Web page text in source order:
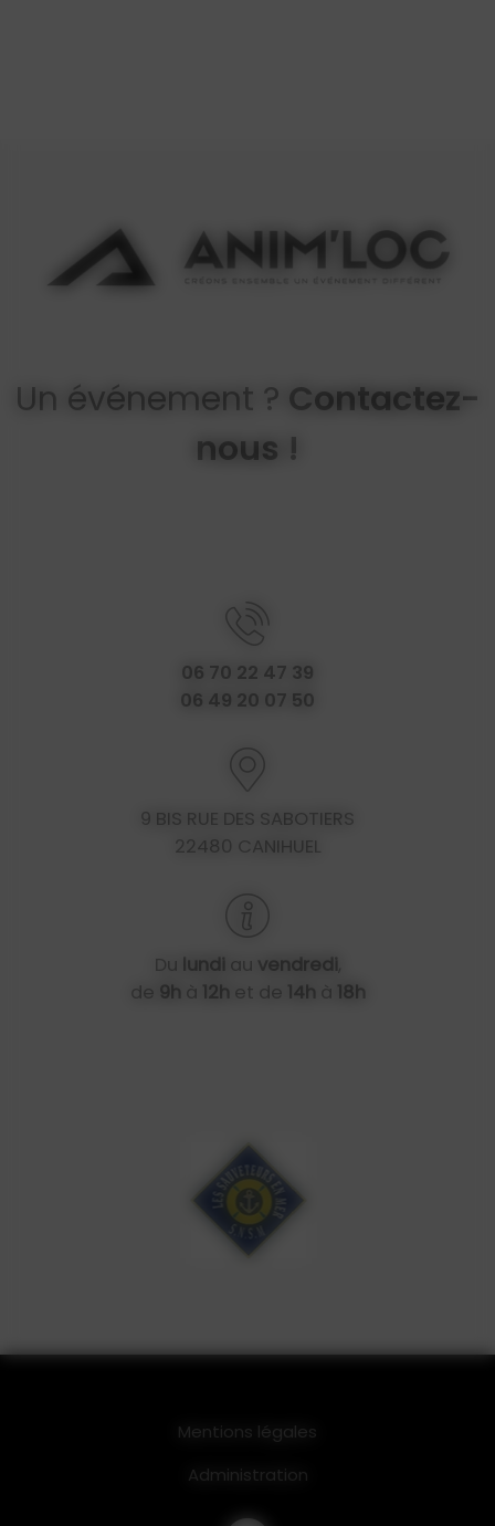
Un événement ? Contactez-
nous !
06 70 22 47 39
06 49 20 07 50
9 BIS RUE DES SABOTIERS
22480 CANIHUEL
Du lundi au vendredi,
de 9h à 12h et de 14h à 18h
Mentions légales
Administration